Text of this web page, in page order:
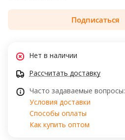
Подписаться
Нет в наличии
Рассчитать доставку
Часто задаваемые вопросы:
Условия доставки
Способы оплаты
Как купить оптом